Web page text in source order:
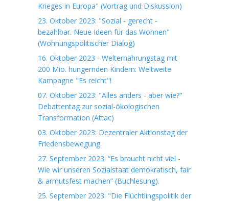
Krieges in Europa" (Vortrag und Diskussion)
23. Oktober 2023: "Sozial - gerecht -
bezahlbar. Neue Ideen für das Wohnen"
(Wohnungspolitischer Dialog)
16. Oktober 2023 - Welternährungstag mit
200 Mio. hungernden Kindern: Weltweite
Kampagne "Es reicht"!
07. Oktober 2023: "Alles anders - aber wie?"
Debattentag zur sozial-ökologischen
Transformation (Attac)
03. Oktober 2023: Dezentraler Aktionstag der
Friedensbewegung
27. September 2023: “Es braucht nicht viel -
Wie wir unseren Sozialstaat demokratisch, fair
& armutsfest machen” (Buchlesung).
25. September 2023: "Die Flüchtlingspolitik der